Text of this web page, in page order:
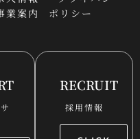
業案内
ポリシー
RECRUIT
採用情報